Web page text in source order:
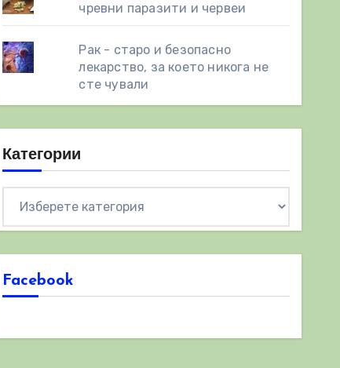
чревни паразити и червеи
Рак - старо и безопасно
лекарство, за което никога не
сте чували
Категории
Facebook